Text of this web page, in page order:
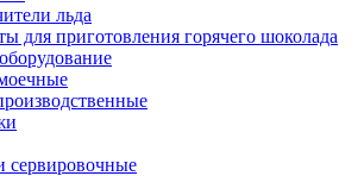
льда
для приготовления горячего шоколада
сервировочные